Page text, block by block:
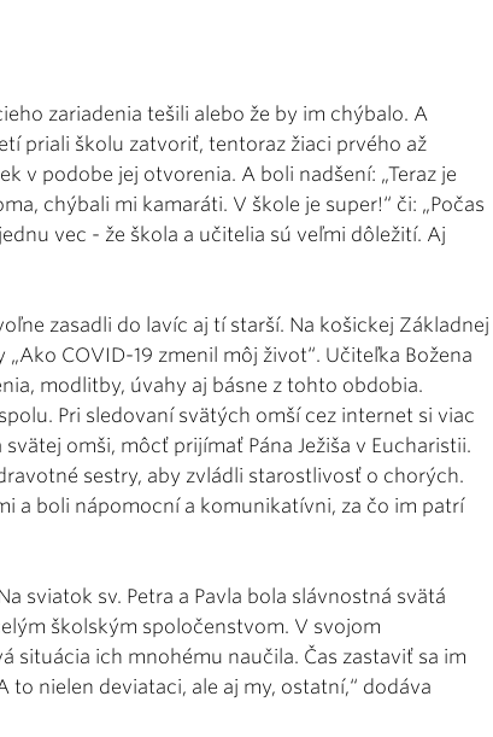
zariadenia tešili alebo že by im chýbalo. A
priali školu zatvoriť, tentoraz žiaci prvého až
v podobe jej otvorenia. A boli nadšení: „Teraz je
chýbali mi kamaráti. V škole je super!“ či: „Počas
vec - že škola a učitelia sú veľmi dôležití. Aj
zasadli do lavíc aj tí starší. Na košickej Základnej
COVID-19 zmenil môj život“. Učiteľka Božena
modlitby, úvahy aj básne z tohto obdobia.
Pri sledovaní svätých omší cez internet si viac
omši, môcť prijímať Pána Ježiša v Eucharistii.
sestry, aby zvládli starostlivosť o chorých.
a boli nápomocní a komunikatívni, za čo im patrí
sviatok sv. Petra a Pavla bola slávnostná svätá
školským spoločenstvom. V svojom
situácia ich mnohému naučila. Čas zastaviť sa im
nielen deviataci, ale aj my, ostatní,“ dodáva